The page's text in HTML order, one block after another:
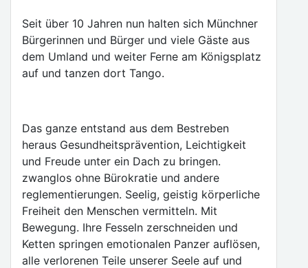
Seit über 10 Jahren nun halten sich Münchner
Bürgerinnen und Bürger und viele Gäste aus
dem Umland und weiter Ferne am Königsplatz
auf und tanzen dort Tango.
Das ganze entstand aus dem Bestreben
heraus Gesundheitsprävention, Leichtigkeit
und Freude unter ein Dach zu bringen.
zwanglos ohne Bürokratie und andere
reglementierungen. Seelig, geistig körperliche
Freiheit den Menschen vermitteln. Mit
Bewegung. Ihre Fesseln zerschneiden und
Ketten springen emotionalen Panzer auflösen,
alle verlorenen Teile unserer Seele auf und